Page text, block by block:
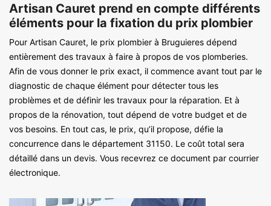
Artisan Cauret prend en compte différents
éléments pour la fixation du prix plombier
Pour Artisan Cauret, le prix plombier à Bruguieres dépend
entièrement des travaux à faire à propos de vos plomberies.
Afin de vous donner le prix exact, il commence avant tout par le
diagnostic de chaque élément pour détecter tous les
problèmes et de définir les travaux pour la réparation. Et à
propos de la rénovation, tout dépend de votre budget et de
vos besoins. En tout cas, le prix, qu’il propose, défie la
concurrence dans le département 31150. Le coût total sera
détaillé dans un devis. Vous recevrez ce document par courrier
électronique.